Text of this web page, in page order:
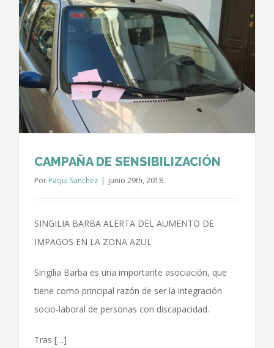
CAMPAÑA DE SENSIBILIZACIÓN
Por Paqui Sanchez | junio 29th, 2018
SINGILIA BARBA ALERTA DEL AUMENTO DE
IMPAGOS EN LA ZONA AZUL
Singilia Barba es una importante asociación, que
tiene como principal razón de ser la integración
socio-laboral de personas con discapacidad.
Tras […]